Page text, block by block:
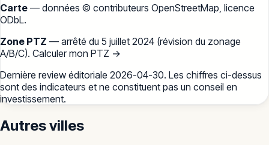
Carte — données © contributeurs OpenStreetMap , licence
ODbL.
Zone PTZ — arrêté du 5 juillet 2024 (révision du zonage
A/B/C). Calculer mon PTZ →
Dernière review éditoriale 2026-04-30. Les chiffres ci-dessus
sont des indicateurs et ne constituent pas un conseil en
investissement.
Autres villes